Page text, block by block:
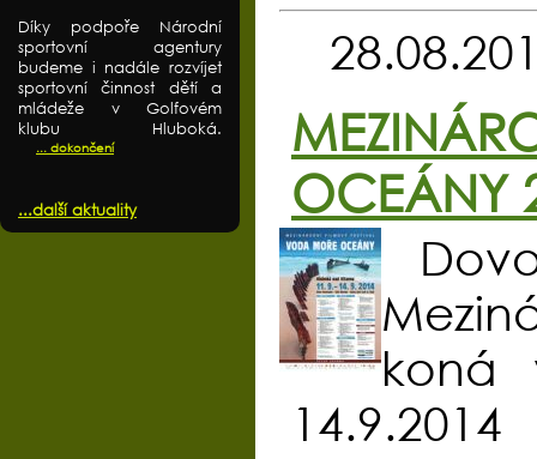
Díky podpoře Národní
sportovní agentury
budeme i nadále rozvíjet
sportovní činnost dětí a
mládeže v Golfovém
klubu Hluboká.
... dokončení
...další aktuality
OCEÁNY
koná
14.9.2014